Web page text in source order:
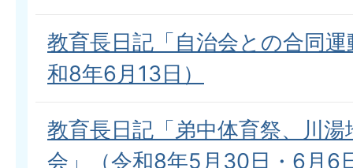
教育長日記「自治会との合同
和8年6月13日）
教育長日記「弟中体育祭、川
会」（令和8年5月30日・6月6